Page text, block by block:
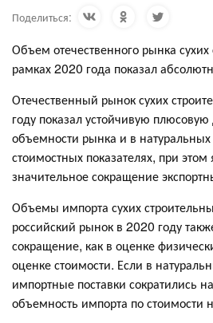
Поделиться:
Объем отечественного рынка
рамках 2020 года показал
Отечественный рынок сухих
году показал устойчивую
объемности рынка и в натуральных
стоимостных показателях, при
значительное сокращение
Объемы импорта сухих
российский рынок в 2020 году
сокращение, как в оценке
оценке стоимости. Если в
импортные поставки сократились на
объемность импорта по стоимости